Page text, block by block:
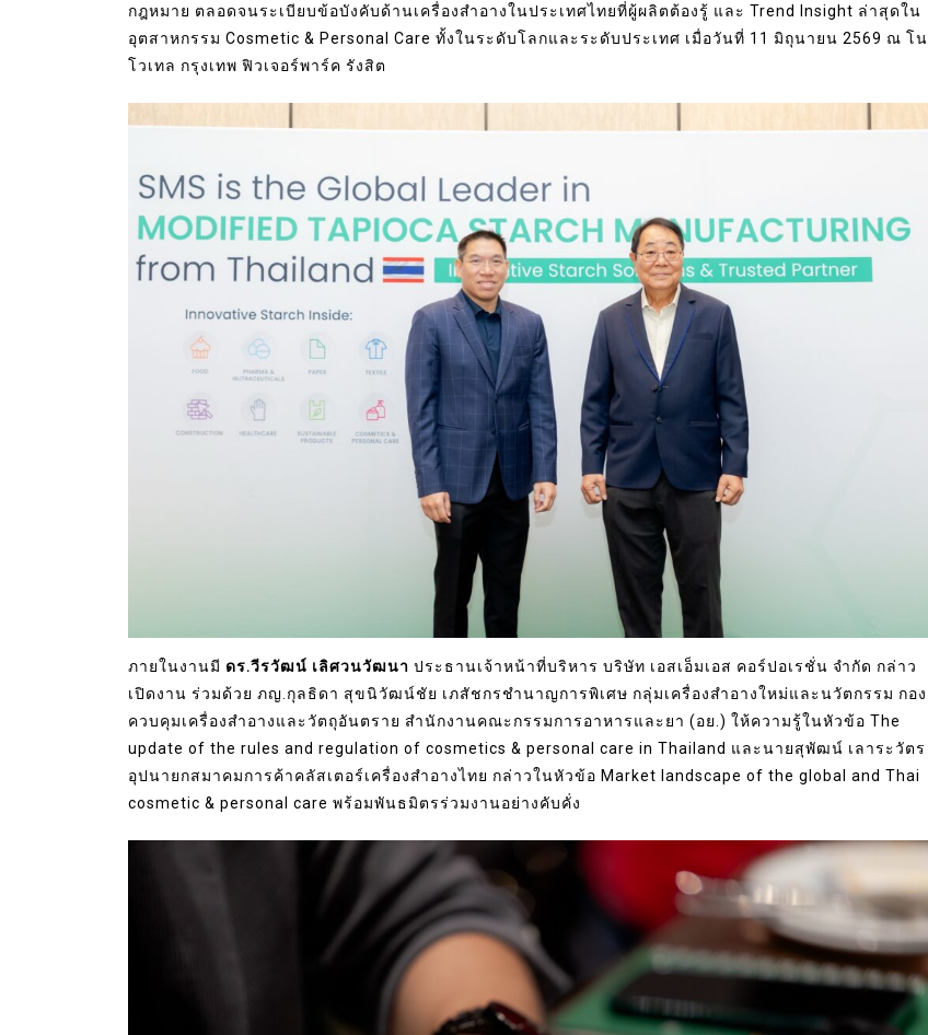
กฎหมาย ตลอดจนระเบียบข้อบังคับด้านเครื่องสำอางในประเทศไทยที่ผู้ผลิตต้องรู้ และ Trend Insight ล่าสุดใน
อุตสาหกรรม Cosmetic & Personal Care ทั้งในระดับโลกและระดับประเทศ เมื่อวันที่ 11 มิถุนายน 2569 ณ โน
โวเทล กรุงเทพ ฟิวเจอร์พาร์ค รังสิต
ภายในงานมี ดร.วีรวัฒน์ เลิศวนวัฒนา ประธานเจ้าหน้าที่บริหาร บริษัท เอสเอ็มเอส คอร์ปอเรชั่น จำกัด กล่าว
เปิดงาน ร่วมด้วย ภญ.กุลธิดา สุขนิวัฒน์ชัย เภสัชกรชำนาญการพิเศษ กลุ่มเครื่องสำอางใหม่และนวัตกรรม กอง
ควบคุมเครื่องสำอางและวัตถุอันตราย สำนักงานคณะกรรมการอาหารและยา (อย.) ให้ความรู้ในหัวข้อ The
update of the rules and regulation of cosmetics & personal care in Thailand และนายสุพัฒน์ เลาระวัตร
อุปนายกสมาคมการค้าคลัสเตอร์เครื่องสำอางไทย กล่าวในหัวข้อ Market landscape of the global and Thai
cosmetic & personal care พร้อมพันธมิตรร่วมงานอย่างคับคั่ง